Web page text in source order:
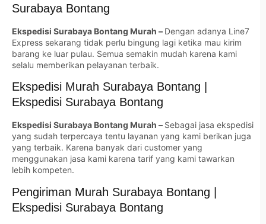
Surabaya Bontang
Ekspedisi Surabaya Bontang Murah – Dengan adanya Line7
Express sekarang tidak perlu bingung lagi ketika mau kirim
barang ke luar pulau. Semua semakin mudah karena kami
selalu memberikan pelayanan terbaik.
Ekspedisi Murah Surabaya Bontang |
Ekspedisi Surabaya Bontang
Ekspedisi Surabaya Bontang Murah – Sebagai jasa ekspedisi
yang sudah terpercaya tentu layanan yang kami berikan juga
yang terbaik. Karena banyak dari customer yang
menggunakan jasa kami karena tarif yang kami tawarkan
lebih kompeten.
Pengiriman Murah Surabaya Bontang |
Ekspedisi Surabaya Bontang